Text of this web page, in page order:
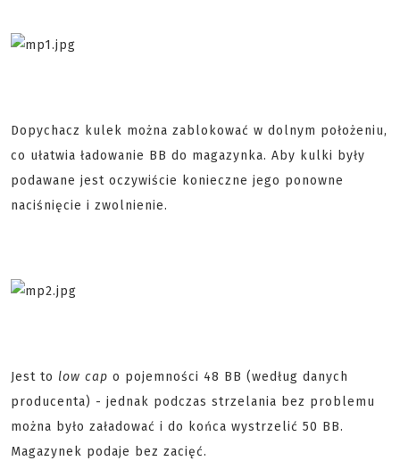
Dopychacz kulek można zablokować w dolnym położeniu,
co ułatwia ładowanie BB do magazynka. Aby kulki były
podawane jest oczywiście konieczne jego ponowne
naciśnięcie i zwolnienie.
Jest to low cap o pojemności 48 BB (według danych
producenta) - jednak podczas strzelania bez problemu
można było załadować i do końca wystrzelić 50 BB.
Magazynek podaje bez zacięć.